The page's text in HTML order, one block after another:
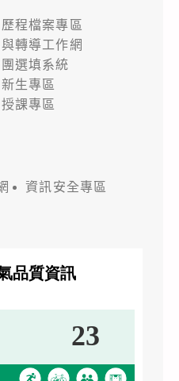
程檔案專區
轉導工作網
選填系統
新生專區
課專區
資訊安全專區